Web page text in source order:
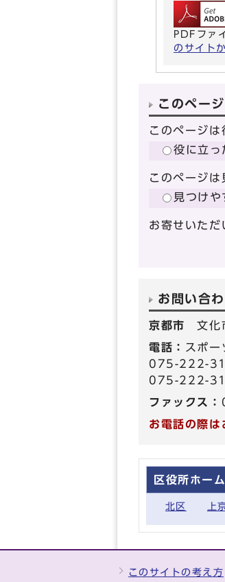
PDFファ
のサイト
このペー
このページは
役に立っ
このページは
見つけや
お寄せいただ
お問い合
京都市文化
電話：
スポ
075-222-
075-222-
ファックス：
お電話の際は
区役所ホー
北区 上
このサイトの考え方